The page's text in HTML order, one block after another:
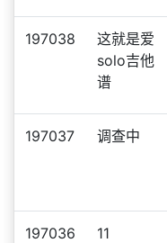
197038
这就是爱
solo吉他
谱
197037 调查中
197036 11